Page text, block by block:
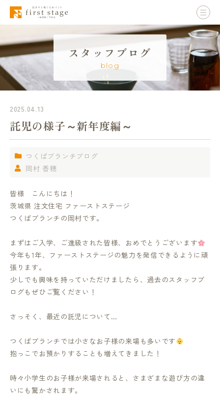
スタッフブログ
blog
2025.04.13
託児の様子～新年度編～
つくばブランチブログ
岡村 香穂
皆様 こんにちは！
茨城県 注文住宅 ファーストステージ
つくばブランチの岡村です。
まずはご入学、ご進級された皆様、おめでとうございます
今年も1年、ファーストステージの魅力を発信できるように頑
張ります。
少しでも興味を持っていただけましたら、過去のスタッフブ
ログもぜひご覧ください！
さっそく、最近の託児について…
つくばブランチでは小さなお子様の来場も多いです
抱っこでお預かりすることも増えてきました！
時々小学生のお子様が来場されると、さまざまな遊び方の違
いにも驚かされます。